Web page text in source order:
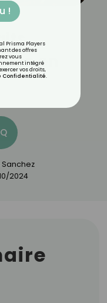
en
2024
!
Prisma Players
des offres
vous
intégré
vos droits,
Confidentialité.